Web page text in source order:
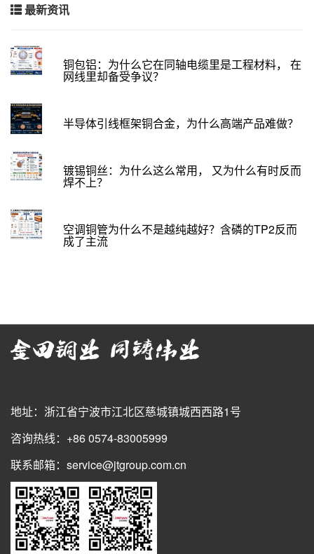
最新资讯
铜包铝：为什么它在同轴电缆里是工程材料， 在
网线里却备受争议？
半导体引线框架铜合金，为什么高端产品难做？
镀锡铜丝：为什么这么常用， 又为什么有时反而
焊不上？
空调铜管为什么不是越纯越好？含磷的TP2反而
成了主流
地址：浙江省宁波市江北区慈城镇城西西路1号
咨询热线：+86 0574-83005999
联系邮箱：service@jtgroup.com.cn